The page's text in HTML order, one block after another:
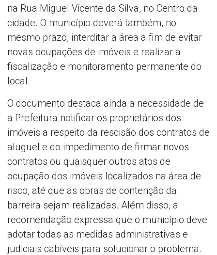
na Rua Miguel Vicente da Silva, no Centro da
cidade. O município deverá também, no
mesmo prazo, interditar a área a fim de evitar
novas ocupações de imóveis e realizar a
fiscalização e monitoramento permanente do
local.
O documento destaca ainda a necessidade de
a Prefeitura notificar os proprietários dos
imóveis a respeito da rescisão dos contratos de
aluguel e do impedimento de firmar novos
contratos ou quaisquer outros atos de
ocupação dos imóveis localizados na área de
risco, até que as obras de contenção da
barreira sejam realizadas. Além disso, a
recomendação expressa que o município deve
adotar todas as medidas administrativas e
judiciais cabíveis para solucionar o problema.